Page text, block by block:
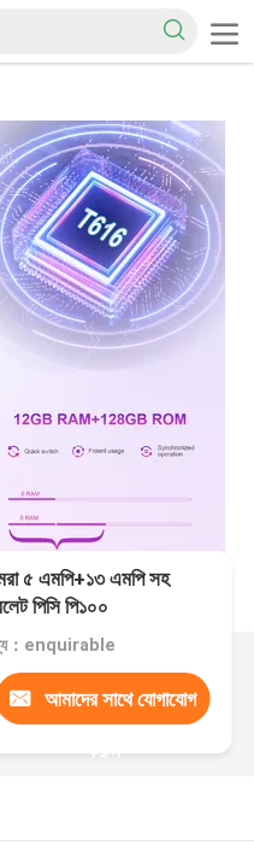
৫ এমপি+১৩ এমপি সহ
পিসি পি১০০
：enquirable
আমাদের সাথে যোগাযোগ
করুন